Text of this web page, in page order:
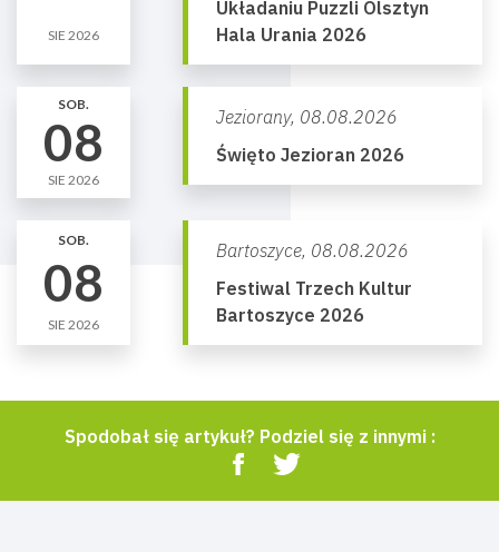
SIE 2026
Układaniu Puzzli Olsztyn
Hala Urania 2026
SOB.
08
SIE 2026
Jeziorany, 08.08.2026
Święto Jezioran 2026
SOB.
08
SIE 2026
Bartoszyce, 08.08.2026
Festiwal Trzech Kultur
Bartoszyce 2026
Spodobał się artykuł? Podziel się z innymi :